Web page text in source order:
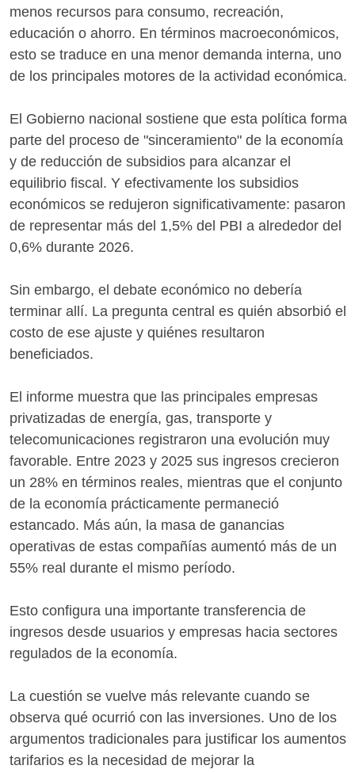
menos recursos para consumo, recreación,
educación o ahorro. En términos macroeconómicos,
esto se traduce en una menor demanda interna, uno
de los principales motores de la actividad económica.
El Gobierno nacional sostiene que esta política forma
parte del proceso de "sinceramiento" de la economía
y de reducción de subsidios para alcanzar el
equilibrio fiscal. Y efectivamente los subsidios
económicos se redujeron significativamente: pasaron
de representar más del 1,5% del PBI a alrededor del
0,6% durante 2026.
Sin embargo, el debate económico no debería
terminar allí. La pregunta central es quién absorbió el
costo de ese ajuste y quiénes resultaron
beneficiados.
El informe muestra que las principales empresas
privatizadas de energía, gas, transporte y
telecomunicaciones registraron una evolución muy
favorable. Entre 2023 y 2025 sus ingresos crecieron
un 28% en términos reales, mientras que el conjunto
de la economía prácticamente permaneció
estancado. Más aún, la masa de ganancias
operativas de estas compañías aumentó más de un
55% real durante el mismo período.
Esto configura una importante transferencia de
ingresos desde usuarios y empresas hacia sectores
regulados de la economía.
La cuestión se vuelve más relevante cuando se
observa qué ocurrió con las inversiones. Uno de los
argumentos tradicionales para justificar los aumentos
tarifarios es la necesidad de mejorar la